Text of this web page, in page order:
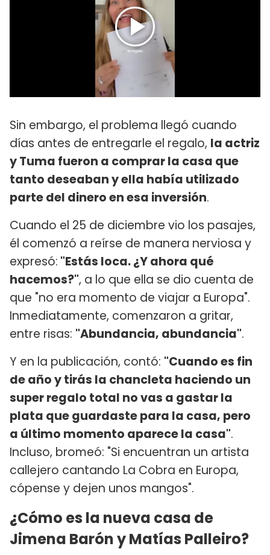
Sin embargo, el problema llegó cuando
días antes de entregarle el regalo, la actriz
y Tuma fueron a comprar la casa que
tanto deseaban y ella había utilizado
parte del dinero en esa inversión.
Cuando el 25 de diciembre vio los pasajes,
él comenzó a reírse de manera nerviosa y
expresó: "Estás loca. ¿Y ahora qué
hacemos?", a lo que ella se dio cuenta de
que "no era momento de viajar a Europa".
Inmediatamente, comenzaron a gritar,
entre risas: "Abundancia, abundancia".
Y en la publicación, contó: "Cuando es fin
de año y tirás la chancleta haciendo un
super regalo total no vas a gastar la
plata que guardaste para la casa, pero
a último momento aparece la casa".
Incluso, bromeó: "Si encuentran un artista
callejero cantando La Cobra en Europa,
cópense y dejen unos mangos".
¿Cómo es la nueva casa de
Jimena Barón y Matías Palleiro?